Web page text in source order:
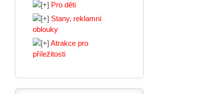
Pro děti
Stany, reklamní
oblouky
Atrakce pro
příležitosti